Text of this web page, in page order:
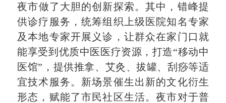
夜市做了大胆的创新探索。其中，错峰提
供诊疗服务，统筹组织上级医院知名专家
及本地专家开展义诊，让群众在家门口就
能享受到优质中医医疗资源，打造“移动中
医馆”，提供推拿、艾灸、拔罐、刮痧等适
宜技术服务。新场景催生出新的文化衍生
形态，赋能了市民社区生活。夜市对于普